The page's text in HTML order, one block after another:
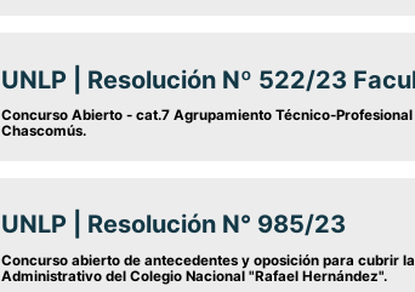
UNLP | Resolución Nº 522/23
Concurso Abierto - cat.7 Agrupamiento Técnico-
Chascomús.
UNLP | Resolución N° 985/23
Concurso abierto de antecedentes y oposición para cubrir
Administrativo del Colegio Nacional "Rafael Hernández".